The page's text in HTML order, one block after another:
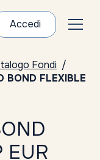
Accedi
Fondi
BOND FLEXIBLE
EUR